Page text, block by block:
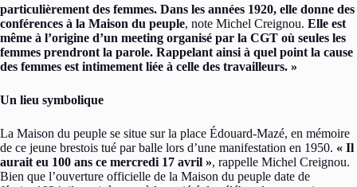
particulièrement des femmes. Dans les années 1920, elle donne des
conférences à la Maison du peuple, note Michel Creignou. Elle est
même à l’origine d’un meeting organisé par la CGT où seules les
femmes prendront la parole. Rappelant ainsi à quel point la cause
des femmes est intimement liée à celle des travailleurs. »
Un lieu symbolique
La Maison du peuple se situe sur la place Édouard-Mazé, en mémoire
de ce jeune brestois tué par balle lors d’une manifestation en 1950. « Il
aurait eu 100 ans ce mercredi 17 avril », rappelle Michel Creignou.
Bien que l’ouverture officielle de la Maison du peuple date de